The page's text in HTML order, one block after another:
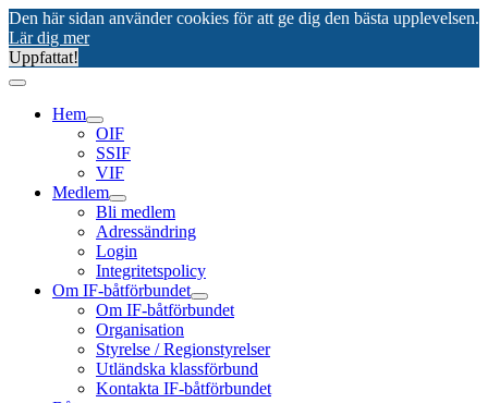
Den här sidan använder cookies för att ge dig den bästa upplevelsen.
Lär dig mer
Uppfattat!
Hem
OIF
SSIF
VIF
Medlem
Bli medlem
Adressändring
Login
Integritetspolicy
Om IF-båtförbundet
Om IF-båtförbundet
Organisation
Styrelse / Regionstyrelser
Utländska klassförbund
Kontakta IF-båtförbundet